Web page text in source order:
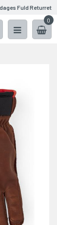
dages Fuld Returret
0